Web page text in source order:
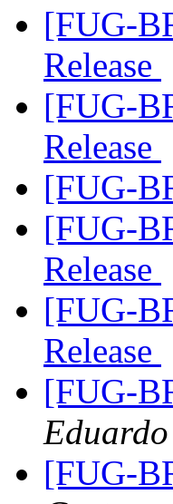
[FUG-
Release
[FUG-
Release
[FUG-
[FUG-
Release
[FUG-
Release
[FUG-
Eduardo
[FUG-